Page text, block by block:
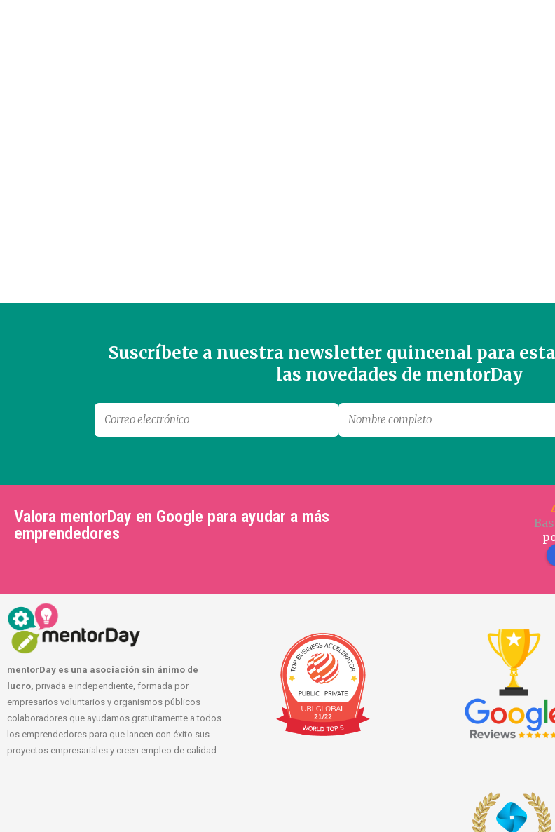
Suscríbete a nuestra newsletter quincenal para
las novedades de mentorDay
Valora mentorDay en Google para ayudar a más
emprendedores
mentorDay es una asociación sin ánimo de
lucro, privada e independiente, formada por
empresarios voluntarios y organismos públicos
colaboradores que ayudamos gratuitamente a todos
los emprendedores para que lancen con éxito sus
proyectos empresariales y creen empleo de calidad.